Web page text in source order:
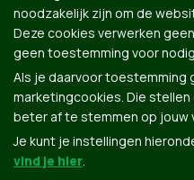
noodzakelijk zijn om de
Deze cookies verwerken
geen toestemming voor
Als je daarvoor toestemming
marketingcookies. Die
beter af te stemmen op jouw
Je kunt je instellingen
vind je hier.